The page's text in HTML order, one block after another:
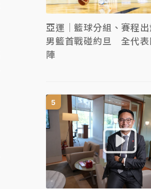
亞運｜籃球分組、賽程
男籃首戰碰約旦 全代表
陣